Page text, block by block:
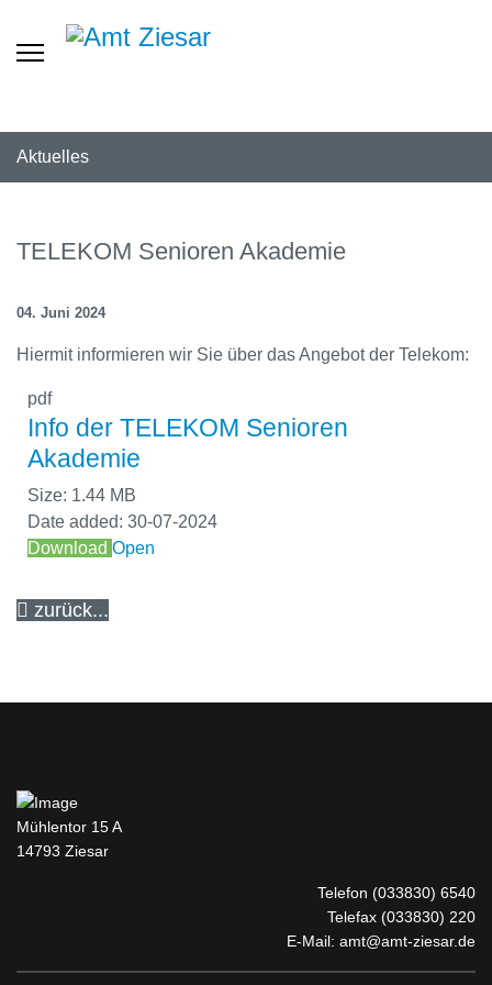
Aktuelles
TELEKOM Senioren Akademie
04. Juni 2024
Hiermit informieren wir Sie über das Angebot der Telekom:
pdf
Info der TELEKOM Senioren
Akademie
Size: 1.44 MB
Date added: 30-07-2024
Download Open
zurück...
Mühlentor 15 A
14793 Ziesar
Telefon (033830) 6540
Telefax (033830) 220
E-Mail: amt@amt-ziesar.de